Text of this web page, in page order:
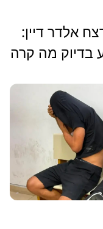
אלדר דיין:
בדיוק מה קרה